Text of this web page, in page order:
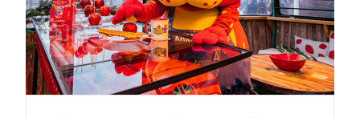
FREIZEIT
Veranstaltungen
Essen & Trinken